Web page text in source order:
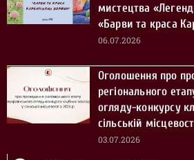
мистецтва
«Барви та краса
06.07.2026
Оголошення про
регіонального
огляду-конкурсу
сільській
03.07.2026